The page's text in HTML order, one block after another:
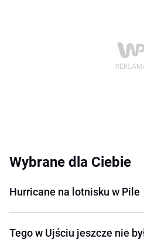
Wybrane dla Ciebie
Hurricane na lotnisku w Pile
Tego w Ujściu jeszcze nie